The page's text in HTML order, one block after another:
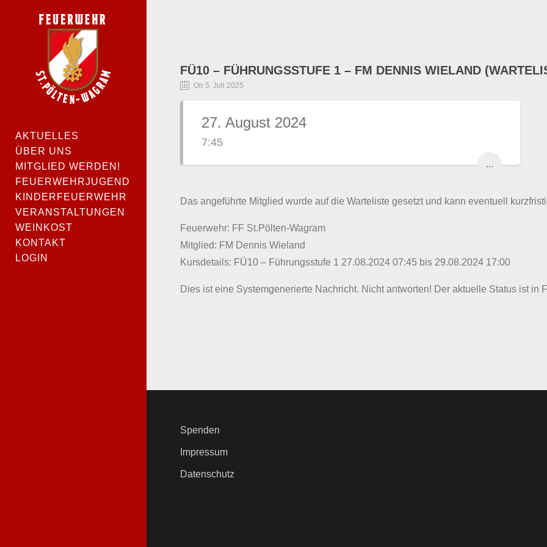
AKTUELLES
ÜBER UNS
MITGLIED WERDEN!
FEUERWEHRJUGEND
KINDERFEUERWEHR
VERANSTALTUNGEN
WEINKOST
KONTAKT
LOGIN
FÜ10 – FÜHRUNGSSTUFE 1 – FM DENNIS WIELAND
On 5. Juli 2025
27. August 2024
7:45
...
Das angeführte Mitglied wurde auf die Warteliste gesetzt und kann eventuell
Feuerwehr: FF St.Pölten-Wagram
Mitglied: FM Dennis Wieland
Kursdetails: FÜ10 – Führungsstufe 1 27.08.2024 07:45 bis 29.08.2024 17:00
Dies ist eine Systemgenerierte Nachricht. Nicht antworten! Der aktuelle Status ist in
Spenden
Impressum
Datenschutz
.